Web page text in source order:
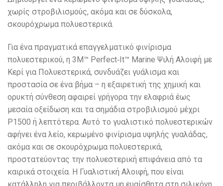
χωρίς στροβιλισμούς, ακόμα και σε δύσκολα,
σκουρόχρωμα πολυεστερικά.
Για ένα πραγματικά επαγγελματικό φινίρισμα
πολυεστερικού, η 3M™ Perfect‐It™ Marine Ψιλή Αλοιφή με
Κερί για Πολυεστερικά, συνδυάζει γυάλισμα και
προστασία σε ένα βήμα – η εξαιρετική της χημική και
ορυκτή σύνθεση αφαιρεί γρήγορα την ελαφριά έως
μεσαία οξείδωση και τα σημάδια στροβιλισμού μέχρι
P1500 ή λεπτότερα. Αυτό το γυαλιστικό πολυεστερικών
αφήνει ένα λείο, κερωμένο φινίρισμα υψηλής γυαλάδας,
ακόμα και σε σκουρόχρωμα πολυεστερικά,
προστατεύοντας την πολυεστερική επιφάνεια από τα
καιρικά στοιχεία. Η Γυαλιστική Αλοιφή, που είναι